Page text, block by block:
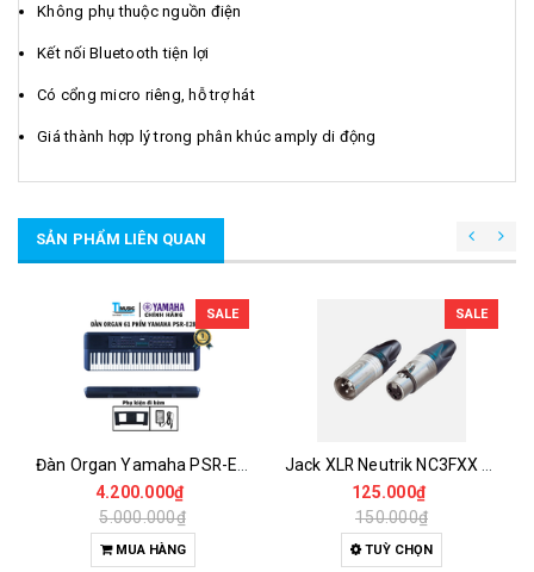
Không phụ thuộc nguồn điện
Kết nối Bluetooth tiện lợi
Có cổng micro riêng, hỗ trợ hát
Giá thành hợp lý trong phân khúc amply di động
SẢN PHẨM LIÊN QUAN
SALE
4.200.000₫
5.000.000₫
MUA HÀNG
SALE
125.000₫
150.000₫
TUỲ CHỌN